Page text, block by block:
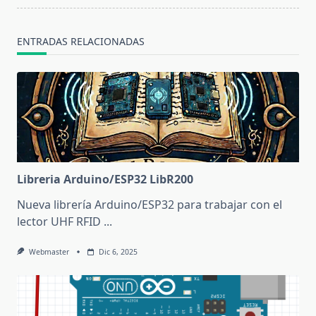
ENTRADAS RELACIONADAS
Libreria Arduino/ESP32 LibR200
Nueva librería Arduino/ESP32 para trabajar con el
lector UHF RFID ...
Webmaster Dic 6, 2025